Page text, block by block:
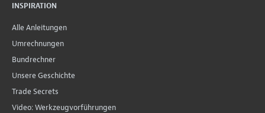
INSPIRATION
Alle Anleitungen
Umrechnungen
Bundrechner
Unsere Geschichte
Trade Secrets
Video: Werkzeugvorführungen